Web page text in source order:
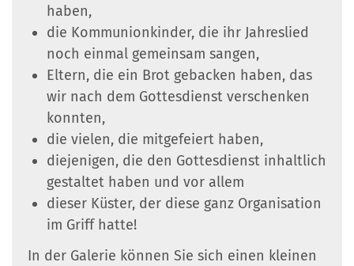
haben,
die Kommunionkinder, die ihr Jahreslied
noch einmal gemeinsam sangen,
Eltern, die ein Brot gebacken haben, das
wir nach dem Gottesdienst verschenken
konnten,
die vielen, die mitgefeiert haben,
diejenigen, die den Gottesdienst inhaltlich
gestaltet haben und vor allem
dieser Küster, der diese ganz Organisation
im Griff hatte!
In der Galerie können Sie sich einen kleinen